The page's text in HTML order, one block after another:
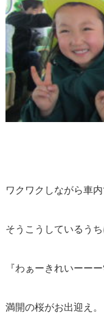
ワクワクしながら車
そうこうしているう
『わぁーきれいーーー
満開の桜がお出迎え。